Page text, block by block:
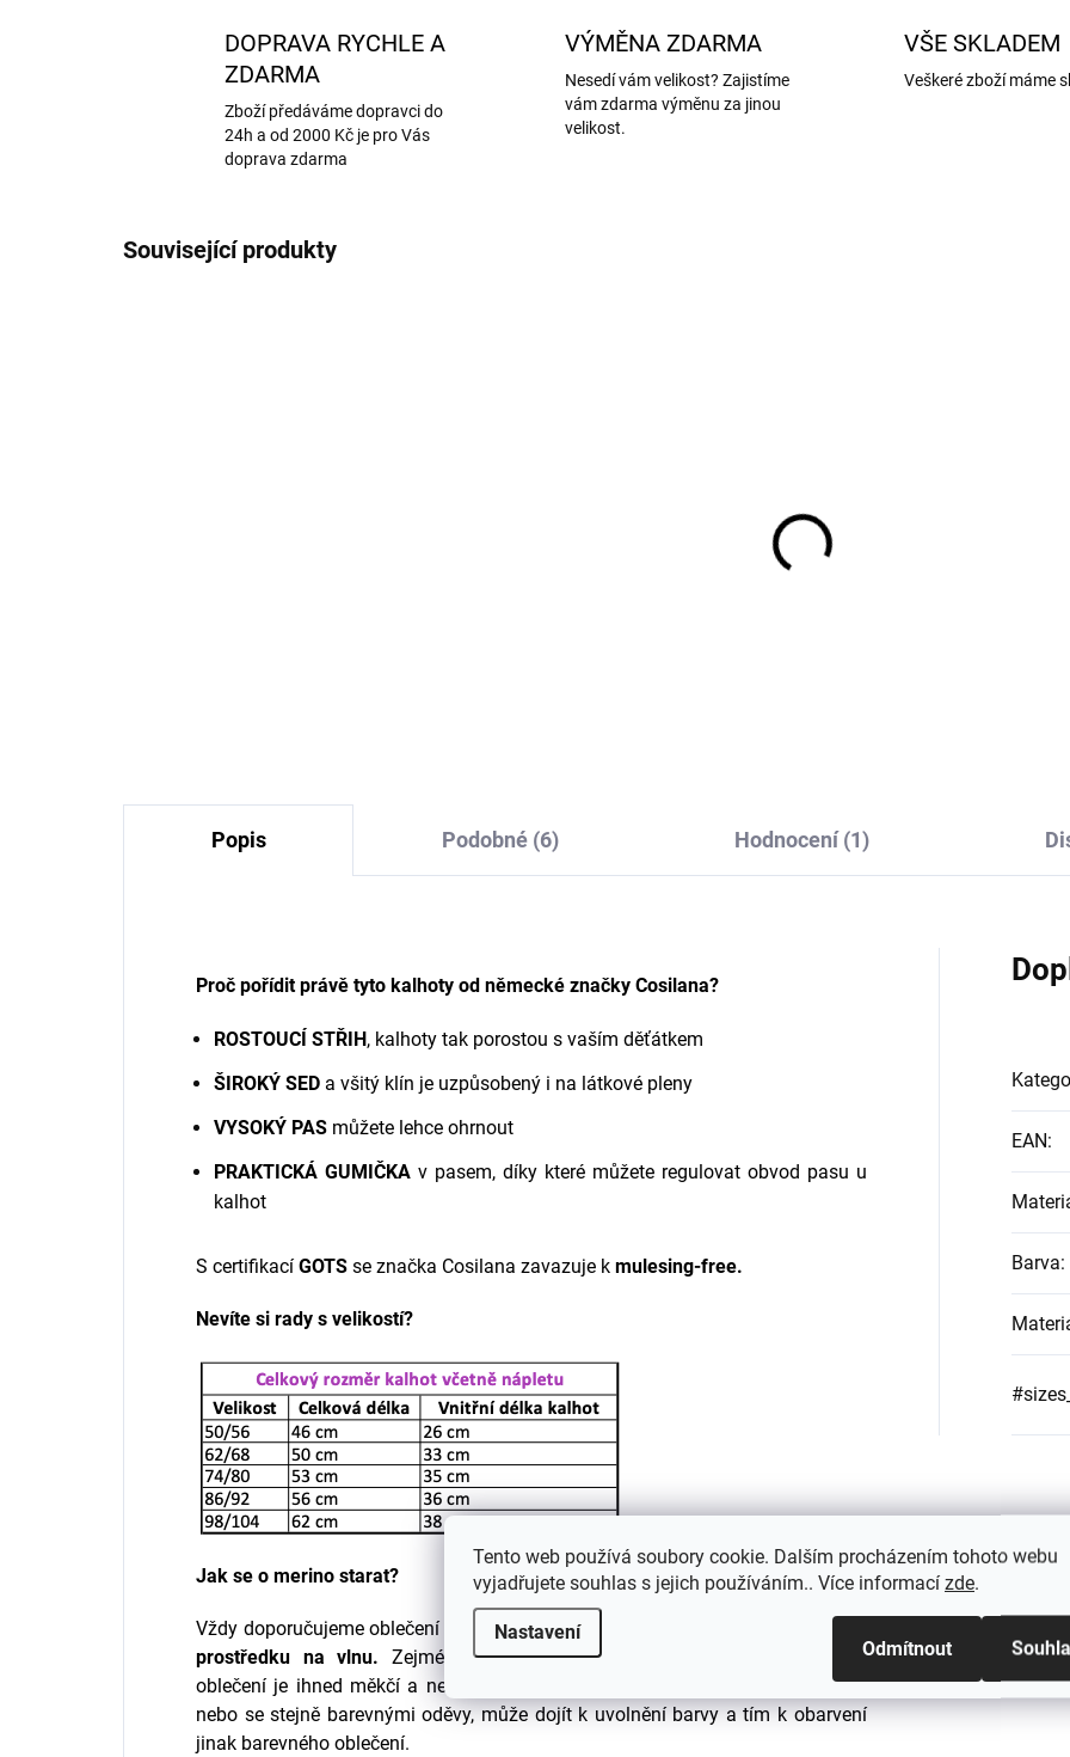
Tento web používá soubory cookie. Dalším procházením tohoto webu
vyjadřujete souhlas s jejich používáním.. Více informací zde.
Nastavení
Odmítnout
DOPRAVA RYCHLE A
ZDARMA
Zboží předáváme dopravci do
24h a od 2000 Kč je pro Vás
doprava zdarma
VÝMĚNA ZDARMA
Nesedí vám velikost? Zajistíme
vám zdarma výměnu za jinou
velikost.
VŠE SKLADEM
Veškeré zboží máme
Související produkty
Popis Podobné (6) Hodnocení (1)
Proč pořídit právě tyto kalhoty od německé značky Cosilana?
ROSTOUCÍ STŘIH, kalhoty tak porostou s vaším děťátkem
ŠIROKÝ SED a všitý klín je uzpůsobený i na látkové pleny
VYSOKÝ PAS můžete lehce ohrnout
PRAKTICKÁ GUMIČKAv pasem, díky které můžete regulovat obvod pasu u
kalhot
S certifikací GOTS se značka Cosilana zavazuje k mulesing-free.
Nevíte si rady s velikostí?
Jak se o merino starat?
Vždy doporučujeme oblečení
před prvním použitím vyprat ve vhodném pracím
prostředku na vlnu. Zejména pokud zvolíte prací přípravek s l
anolinem,
oblečení je ihned měkčí a nekouše.
Při prvním praní perte prádlo samostatně
nebo se stejně barevnými oděvy, může dojít k uvolnění barvy a tím k obarvení
jinak barevného oblečení.
EAN:
Barva: